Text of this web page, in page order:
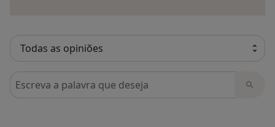
Pesquisar em opiniões